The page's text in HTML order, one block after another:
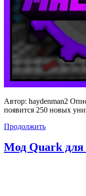
Автор: haydenman2
появится 250 новых
Продолжить
Мод Quark для